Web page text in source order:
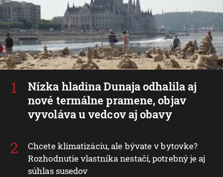
Nízka hladina Dunaja odhalila aj
nové termálne pramene, objav
vyvoláva u vedcov aj obavy
Chcete klimatizáciu, ale bývate v bytovke?
Rozhodnutie vlastníka nestačí, potrebný je aj
súhlas susedov